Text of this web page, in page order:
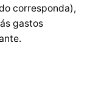
corresponda),
gastos